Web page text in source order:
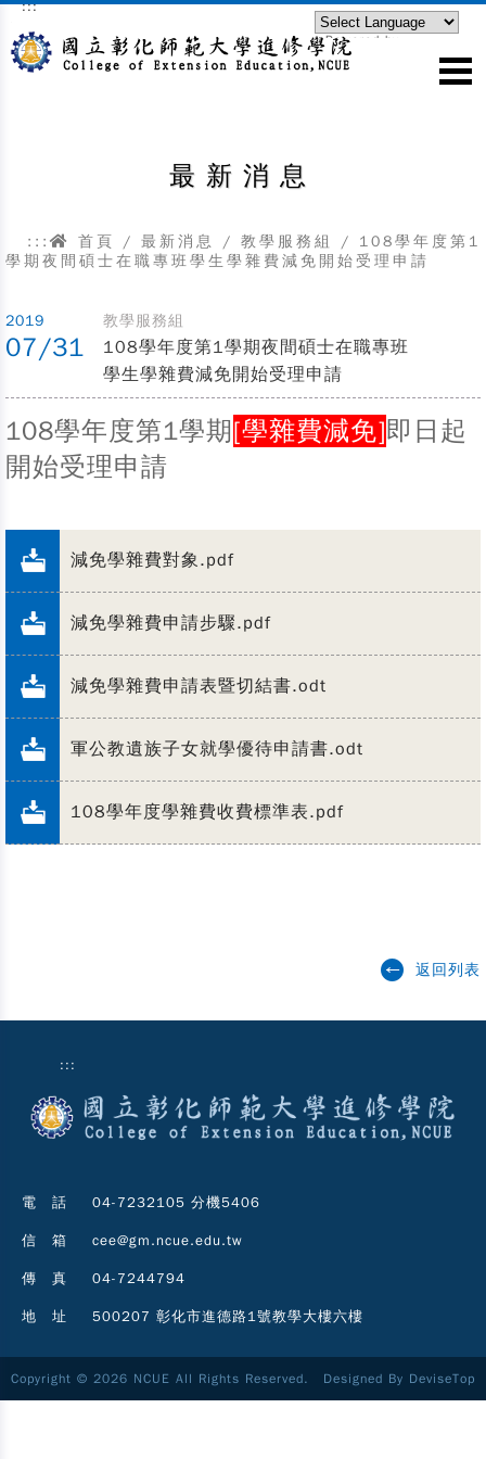
跳到主要內容區塊
:::
Powered by
最新消息
::: 首頁 / 最新消息 / 教學服務組 / 108學年度第1
學期夜間碩士在職專班學生學雜費減免開始受理申請
2019
07/31
教學服務組
108學年度第1學期夜間碩士在職專班
學生學雜費減免開始受理申請
108學年度第1學期[學雜費減免]即日起
開始受理申請
減免學雜費對象.pdf
減免學雜費申請步驟.pdf
減免學雜費申請表暨切結書.odt
軍公教遺族子女就學優待申請書.odt
108學年度學雜費收費標準表.pdf
返回列表
:::
電 話 04-7232105 分機5406
信 箱 cee@gm.ncue.edu.tw
傳 真 04-7244794
地 址 500207 彰化市進德路1號教學大樓六樓
Copyright © 2026 NCUE All Rights Reserved. Designed By DeviseTop